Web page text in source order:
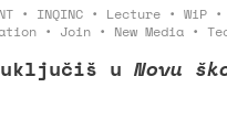
• INQINC • Lecture •WiP
• Join • New Media •
uključiš uNovu